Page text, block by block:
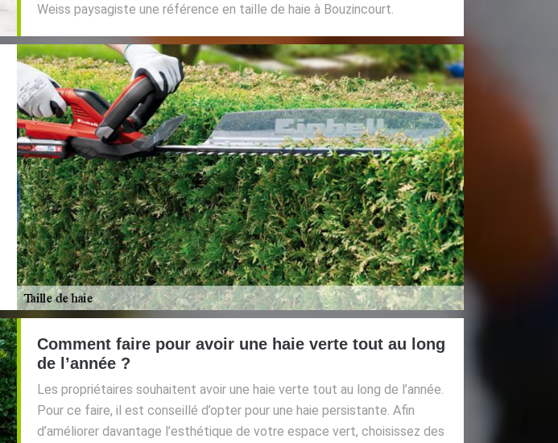
Weiss paysagiste une référence en taille de haie à Bouzincourt.
Comment faire pour avoir une haie verte tout au long
de l’année ?
Les propriétaires souhaitent avoir une haie verte tout au long de l’année.
Pour ce faire, il est conseillé d’opter pour une haie persistante. Afin
d’améliorer davantage l’esthétique de votre espace vert, choisissez des